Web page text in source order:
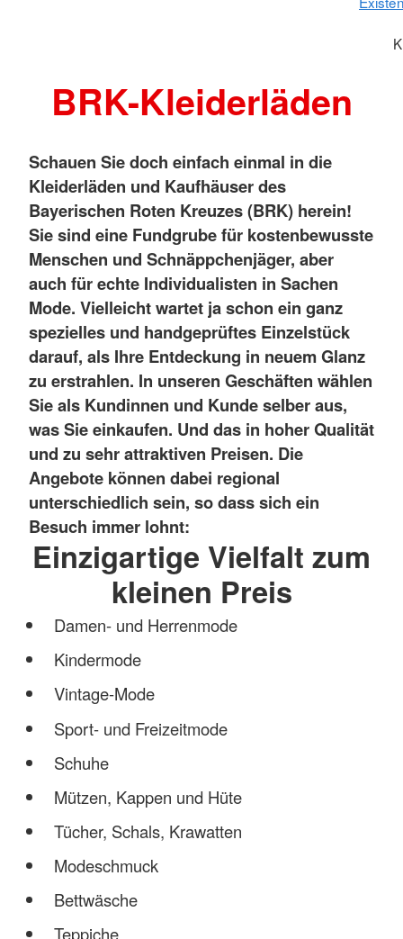
BRK-Kleiderläden
Schauen Sie doch einfach einmal in die
Kleiderläden und Kaufhäuser des
Bayerischen Roten Kreuzes (BRK) herein!
Sie sind eine Fundgrube für kostenbewusste
Menschen und Schnäppchenjäger, aber
auch für echte Individualisten in Sachen
Mode. Vielleicht wartet ja schon ein ganz
spezielles und handgeprüftes Einzelstück
darauf, als Ihre Entdeckung in neuem Glanz
zu erstrahlen. In unseren Geschäften wählen
Sie als Kundinnen und Kunde selber aus,
was Sie einkaufen. Und das in hoher Qualität
und zu sehr attraktiven Preisen. Die
Angebote können dabei regional
unterschiedlich sein, so dass sich ein
Besuch immer lohnt:
Einzigartige Vielfalt zum
kleinen Preis
Damen- und Herrenmode
Kindermode
Vintage-Mode
Sport- und Freizeitmode
Schuhe
Mützen, Kappen und Hüte
Tücher, Schals, Krawatten
Modeschmuck
Bettwäsche
Teppiche